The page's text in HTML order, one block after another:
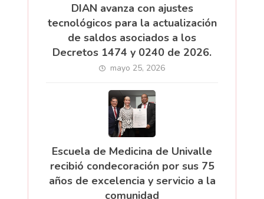
DIAN avanza con ajustes
tecnológicos para la actualización
de saldos asociados a los
Decretos 1474 y 0240 de 2026.
mayo 25, 2026
Escuela de Medicina de Univalle
recibió condecoración por sus 75
años de excelencia y servicio a la
comunidad